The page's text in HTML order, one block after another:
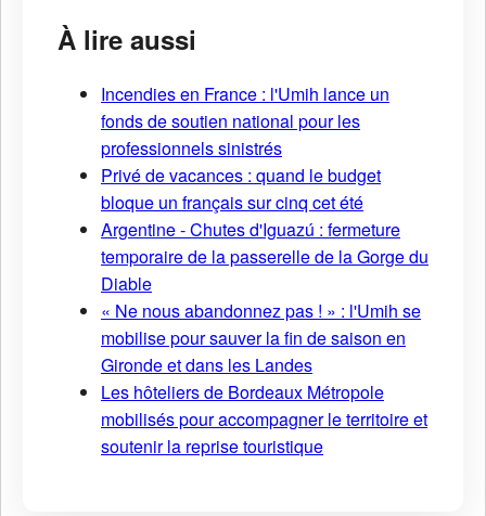
À lire aussi
Incendies en France : l'Umih lance un
fonds de soutien national pour les
professionnels sinistrés
Privé de vacances : quand le budget
bloque un français sur cinq cet été
Argentine - Chutes d'Iguazú : fermeture
temporaire de la passerelle de la Gorge du
Diable
« Ne nous abandonnez pas ! » : l'Umih se
mobilise pour sauver la fin de saison en
Gironde et dans les Landes
Les hôteliers de Bordeaux Métropole
mobilisés pour accompagner le territoire et
soutenir la reprise touristique